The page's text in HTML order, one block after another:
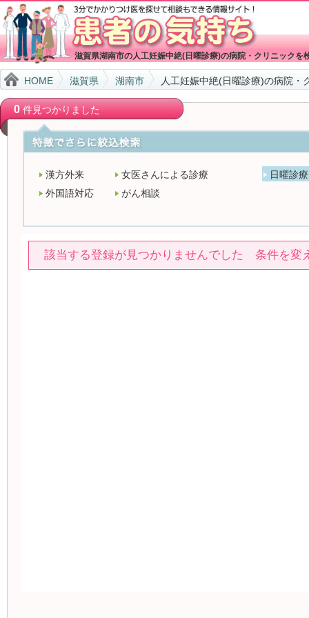
滋賀県湖南市の人工妊娠中絶(日曜診療)の病院・クリニックを
HOME 滋賀県 湖南市 人工妊娠中絶(日曜診療)の病院・
0件見つかりました
漢方外来 女医さんによる診療
日曜診療
外国語対応
がん相談
該当する登録が見つかりませんでした 条件を